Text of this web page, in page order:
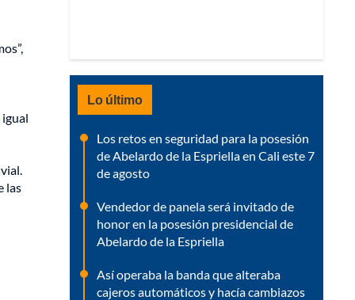
las
Lo último
Los retos en seguridad para la posesión
de Abelardo de la Espriella en Cali este 7
de agosto
Vendedor de panela será invitado de
honor en la posesión presidencial de
Abelardo de la Espriella
Así operaba la banda que alteraba
cajeros automáticos y hacía cambiazos